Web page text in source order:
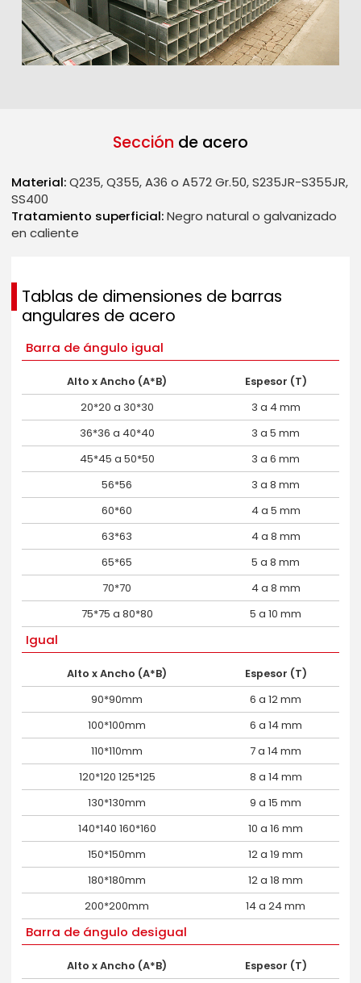
Sección de acero
Material:Q235, Q355, A36 o A572 Gr.50, S235JR-S355JR,
SS400
Tratamiento superficial:Negro natural o galvanizado
en caliente
Tablas de dimensiones de barras
angulares de acero
Barra de ángulo igual
Alto x Ancho (A*B)
Espesor (T)
20*20 a 30*30
3 a 4 mm
36*36 a 40*40
3 a 5 mm
45*45 a 50*50
3 a 6 mm
56*56
3 a 8 mm
60*60
4 a 5 mm
63*63
4 a 8 mm
65*65
5 a 8 mm
70*70
4 a 8 mm
75*75 a 80*80
5 a 10 mm
Igual
Alto x Ancho (A*B)
Espesor (T)
90*90mm
6 a 12 mm
100*100mm
6 a 14 mm
110*110mm
7 a 14 mm
120*120 125*125
8 a 14 mm
130*130mm
9 a 15 mm
140*140 160*160
10 a 16 mm
150*150mm
12 a 19 mm
180*180mm
12 a 18 mm
200*200mm
14 a 24 mm
Barra de ángulo desigual
Alto x Ancho (A*B)
Espesor (T)